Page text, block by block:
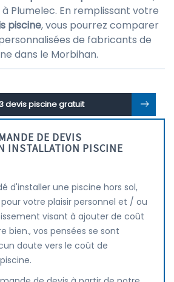
à Plumelec. En remplissant votre
piscine, vous pourrez comparer
de fabricants de
dans le Morbihan.
devis piscine gratuit
DE DEVIS
INSTALLATION PISCINE
d'installer une piscine hors sol,
votre plaisir personnel et / ou
visant à ajouter de coût
bien., vos pensées se sont
doute vers le coût de